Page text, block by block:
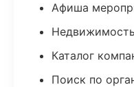
Афиша
Каталог
Поиск по